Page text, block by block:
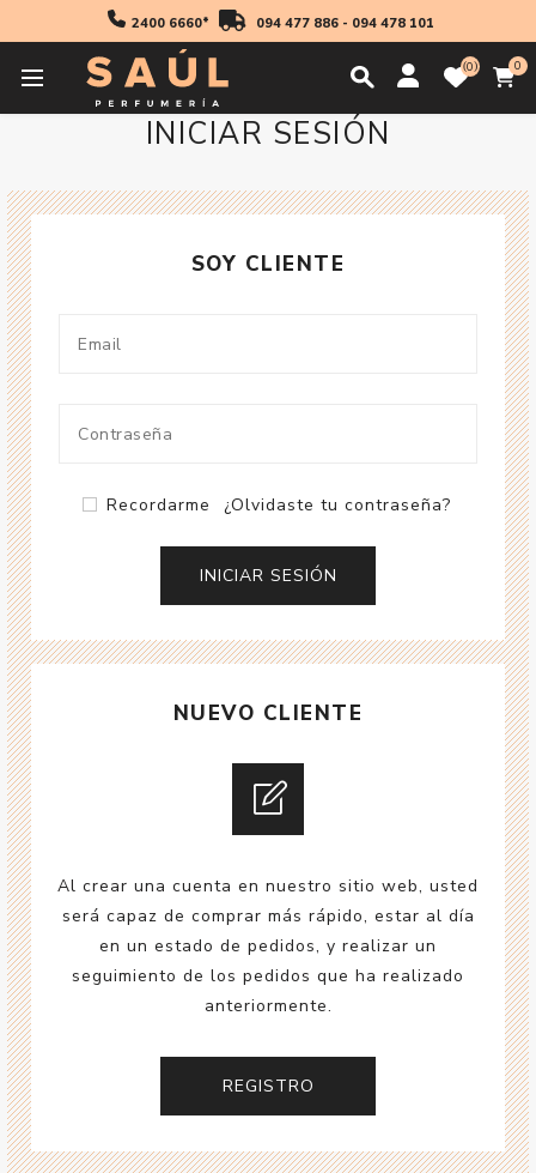
2400 6660* 094 477 886- 094 478 101
0 0
INICIAR SESIÓN
SOY CLIENTE
Recordarme ¿Olvidaste tu contraseña?
NUEVO CLIENTE
Al crear una cuenta en nuestro sitio web, usted
será capaz de comprar más rápido, estar al día
en un estado de pedidos, y realizar un
seguimiento de los pedidos que ha realizado
anteriormente.